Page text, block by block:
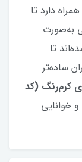
دارد تا
به‌صورت
تا
ساده‌تر
اندونزی کرم‌رنگ (کد
خوانایی